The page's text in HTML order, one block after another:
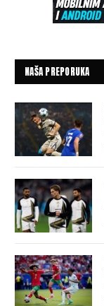
NAŠA PREPORUKA